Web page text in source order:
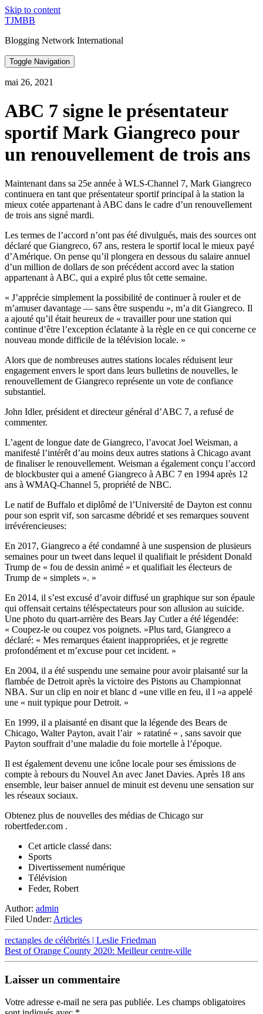
Skip to content
TJMBB
Blogging Network International
Toggle Navigation
mai 26, 2021
ABC 7 signe le présentateur
sportif Mark Giangreco pour
un renouvellement de trois ans
Maintenant dans sa 25e année à WLS-Channel 7, Mark Giangreco
continuera en tant que présentateur sportif principal à la station la
mieux cotée appartenant à ABC dans le cadre d’un renouvellement
de trois ans signé mardi.
Les termes de l’accord n’ont pas été divulgués, mais des sources ont
déclaré que Giangreco, 67 ans, restera le sportif local le mieux payé
d’Amérique. On pense qu’il plongera en dessous du salaire annuel
d’un million de dollars de son précédent accord avec la station
appartenant à ABC, qui a expiré plus tôt cette semaine.
« J’apprécie simplement la possibilité de continuer à rouler et de
m’amuser davantage — sans être suspendu », m’a dit Giangreco. Il
a ajouté qu’il était heureux de « travailler pour une station qui
continue d’être l’exception éclatante à la règle en ce qui concerne ce
nouveau monde difficile de la télévision locale. »
Alors que de nombreuses autres stations locales réduisent leur
engagement envers le sport dans leurs bulletins de nouvelles, le
renouvellement de Giangreco représente un vote de confiance
substantiel.
John Idler, président et directeur général d’ABC 7, a refusé de
commenter.
L’agent de longue date de Giangreco, l’avocat Joel Weisman, a
manifesté l’intérêt d’au moins deux autres stations à Chicago avant
de finaliser le renouvellement. Weisman a également conçu l’accord
de blockbuster qui a amené Giangreco à ABC 7 en 1994 après 12
ans à WMAQ-Channel 5, propriété de NBC.
Le natif de Buffalo et diplômé de l’Université de Dayton est connu
pour son esprit vif, son sarcasme débridé et ses remarques souvent
irrévérencieuses:
En 2017, Giangreco a été condamné à une suspension de plusieurs
semaines pour un tweet dans lequel il qualifiait le président Donald
Trump de « fou de dessin animé » et qualifiait les électeurs de
Trump de « simplets ». »
En 2014, il s’est excusé d’avoir diffusé un graphique sur son épaule
qui offensait certains téléspectateurs pour son allusion au suicide.
Une photo du quart-arrière des Bears Jay Cutler a été légendée:
« Coupez-le ou coupez vos poignets. »Plus tard, Giangreco a
déclaré: « Mes remarques étaient inappropriées, et je regrette
profondément et m’excuse pour cet incident. »
En 2004, il a été suspendu une semaine pour avoir plaisanté sur la
flambée de Detroit après la victoire des Pistons au Championnat
NBA. Sur un clip en noir et blanc d »une ville en feu, il l »a appelé
une « nuit typique pour Detroit. »
En 1999, il a plaisanté en disant que la légende des Bears de
Chicago, Walter Payton, avait l’air » ratatiné « , sans savoir que
Payton souffrait d’une maladie du foie mortelle à l’époque.
Il est également devenu une icône locale pour ses émissions de
compte à rebours du Nouvel An avec Janet Davies. Après 18 ans
ensemble, leur baiser annuel de minuit est devenu une sensation sur
les réseaux sociaux.
Obtenez plus de nouvelles des médias de Chicago sur
robertfeder.com .
Cet article classé dans:
Sports
Divertissement numérique
Télévision
Feder, Robert
Author: admin
Filed Under: Articles
rectangles de célébrités | Leslie Friedman
Best of Orange County 2020: Meilleur centre-ville
Laisser un commentaire
Votre adresse e-mail ne sera pas publiée. Les champs obligatoires